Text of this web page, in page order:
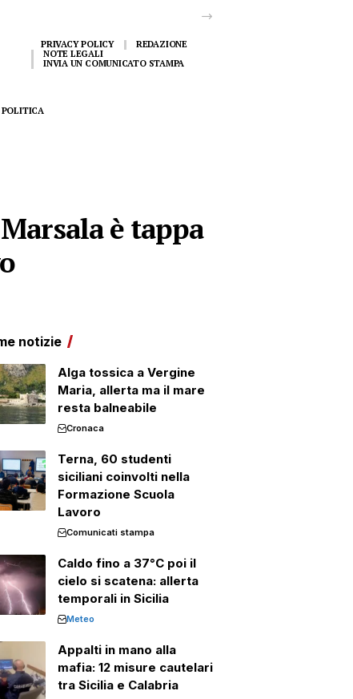
PRIVACY POLICY
REDAZIONE
NOTE LEGALI
INVIA UN COMUNICATO STAMPA
POLITICA
è tappa
notizie
Alga tossica a Vergine
Maria, allerta ma il mare
resta balneabile
Cronaca
Terna, 60 studenti
siciliani coinvolti nella
Formazione Scuola
Lavoro
Comunicati stampa
Caldo fino a 37°C poi il
cielo si scatena: allerta
temporali in Sicilia
Meteo
Appalti in mano alla
mafia: 12 misure cautelari
tra Sicilia e Calabria